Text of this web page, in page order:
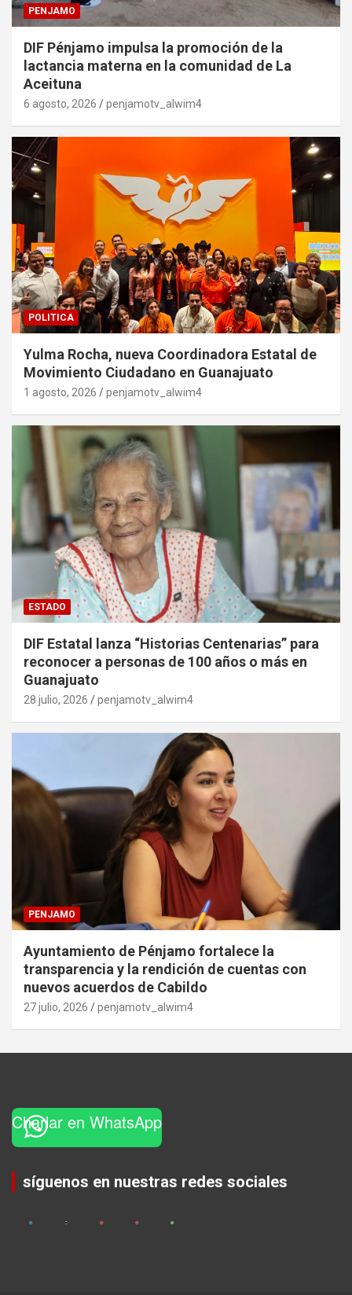
PENJAMO
DIF Pénjamo impulsa la promoción de la
lactancia materna en la comunidad de La
Aceituna
6 agosto, 2026 penjamotv_alwim4
POLITICA
Yulma Rocha, nueva Coordinadora Estatal de
Movimiento Ciudadano en Guanajuato
1 agosto, 2026 penjamotv_alwim4
ESTADO
DIF Estatal lanza “Historias Centenarias” para
reconocer a personas de 100 años o más en
Guanajuato
28 julio, 2026 penjamotv_alwim4
PENJAMO
Ayuntamiento de Pénjamo fortalece la
transparencia y la rendición de cuentas con
nuevos acuerdos de Cabildo
27 julio, 2026 penjamotv_alwim4
Charlar en WhatsApp
síguenos en nuestras redes sociales